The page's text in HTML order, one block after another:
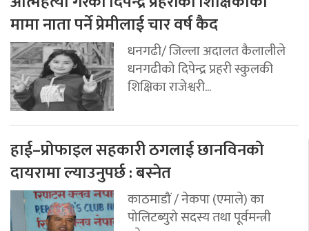
मामा नाता पर्ने प्रेमीलाई चार वर्ष कैद
धनगढी/ जिल्ला अदालत कैलालीले
धनगढीको दिपेन्द्र प्रहरी स्कुलकी
शिक्षिका राजेश्वरी...
हाई–प्रोफाइल सहकारी ठगलाई छानविनको
दायरामा ल्याउनुपर्छ : बस्नेत
काठमाडौं / नेकपा (एमाले) का
पोलिटब्युरो सदस्य तथा पूर्वमन्त्री